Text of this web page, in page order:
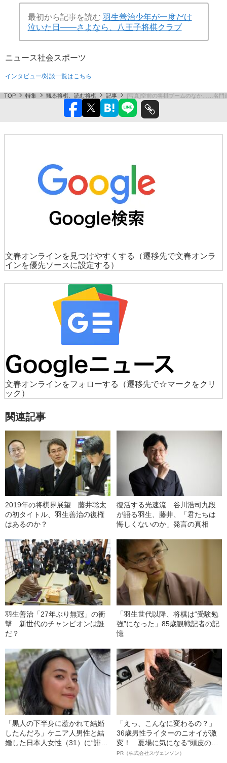
最初から記事を読む 羽生善治少年が一度だけ
泣いた日――さよなら、八王子将棋クラブ
ニュース社会スポーツ
インタビュー/対談一覧はこちら
TOP 特集 観る将棋、読む将棋 記事 [写真]空前の将棋ブームのなか……名門
文春オンラインを見つけやすくする
（遷移先で文春オンラ
インを優先ソースに設定する）
文春オンラインをフォローする
（遷移先で☆マークをクリ
ック）
関連記事
2019年の将棋界展望 藤井聡太
の初タイトル、羽生善治の復権
はあるのか？
復活する光速流 谷川浩司九段
が語る羽生、藤井、「君たちは
悔しくないのか」発言の真相
羽生善治「27年ぶり無冠」の衝
撃 新世代のチャンピオンは誰
だ？
「羽生世代以降、将棋は“受験勉
強”になった」85歳観戦記者の記
憶
「黒人の下半身に惹かれて結婚
したんだろ」ケニア人男性と結
婚した日本人女性（31）に“誹謗
「えっ、こんなに変わるの？」
36歳男性ライターのニオイが激
変！ 夏場に気になる“頭皮のニ
オイ”や“ベタつき”を解消す
PR（株式会社スヴェンソン）